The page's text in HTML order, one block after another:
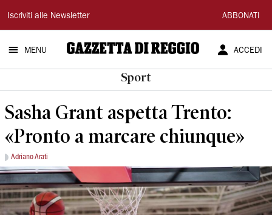
Gazzetta
di
Reggio
Iscriviti alle Newsletter ABBONATI
MENU ACCEDI
Sport
Sasha Grant aspetta Trento:
«Pronto a marcare chiunque»
Adriano Arati